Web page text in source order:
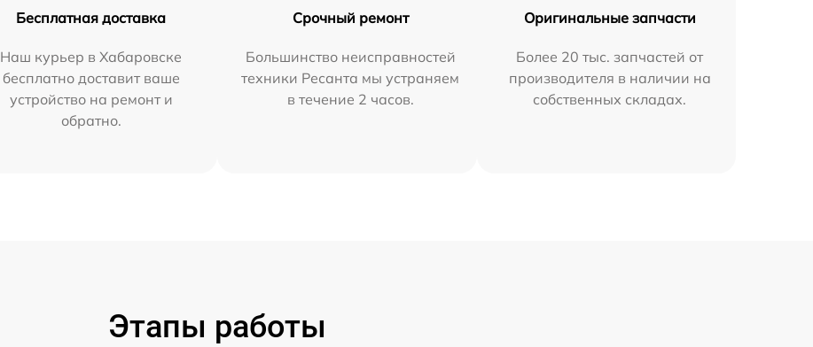
Бесплатная доставка
Наш курьер в Хабаровске
бесплатно доставит ваше
устройство на ремонт и
обратно.
Срочный ремонт
Большинство неисправностей
техники Ресанта мы устраняем
в течение 2 часов.
Оригинальные запчасти
Более 20 тыс. запчастей от
производителя в наличии на
собственных складах.
Этапы работы